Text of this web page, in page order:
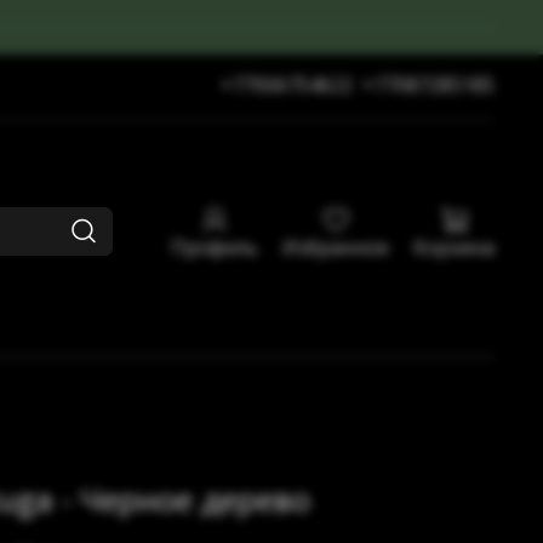
+77006754622 +77087285185
Профиль Избранное Корзина
- Черное дерево